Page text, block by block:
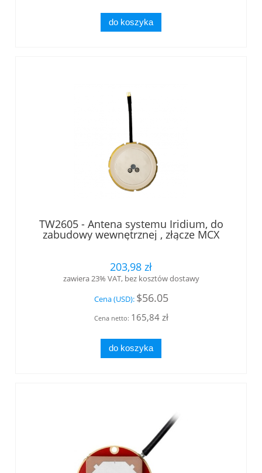
do koszyka
TW2605 - Antena systemu Iridium, do
zabudowy wewnętrznej , złącze MCX
wtyk kątowy Tallysman®
203,98 zł
zawiera 23% VAT, bez kosztów dostawy
Cena (USD): $56.05
Cena netto: 165,84 zł
do koszyka